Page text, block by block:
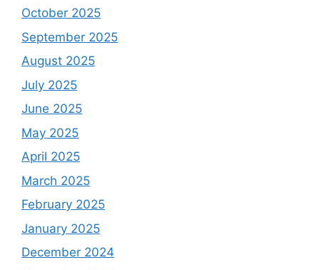
October 2025
September 2025
August 2025
July 2025
June 2025
May 2025
April 2025
March 2025
February 2025
January 2025
December 2024